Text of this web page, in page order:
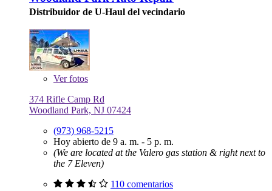
Distribuidor de U-Haul del vecindario
Verfotos
374 Rifle Camp Rd
Woodland Park, NJ 07424
(973) 968-5215
Hoy abierto de 9 a. m. - 5 p. m.
(We are located at the Valero gas station & right next to
the 7 Eleven)
110 comentarios